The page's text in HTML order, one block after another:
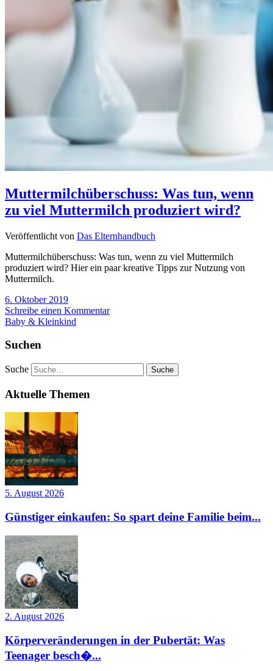
Muttermilchüberschuss: Was tun, wenn
zu viel Muttermilch produziert wird?
Veröffentlicht von Das Elternhandbuch
Muttermilchüberschuss: Was tun, wenn zu viel Muttermilch
produziert wird? Hier ein paar kreative Tipps zur Nutzung von
Muttermilch.
6. Oktober 2019
Schreibe einen Kommentar
Baby & Kleinkind
Suchen
Suche
Aktuelle Themen
5. August 2026
Günstiger einkaufen: So spart deine Familie beim...
2. August 2026
Körperveränderungen in der Pubertät: Was
Teenager besch�...